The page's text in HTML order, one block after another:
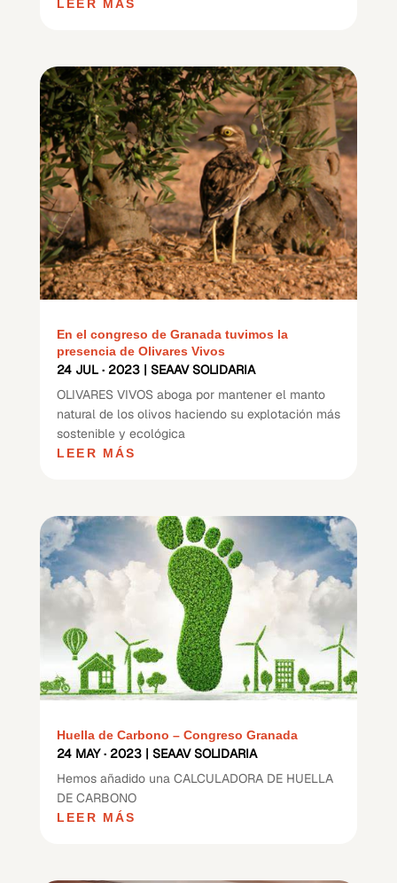
LEER MÁS
En el congreso de Granada tuvimos la
presencia de Olivares Vivos
24 JUL · 2023| SEAAV SOLIDARIA
OLIVARES VIVOS aboga por mantener el manto
natural de los olivos haciendo su explotación más
sostenible y ecológica
LEER MÁS
Huella de Carbono – Congreso Granada
24 MAY · 2023| SEAAV SOLIDARIA
Hemos añadido una CALCULADORA DE HUELLA
DE CARBONO
LEER MÁS